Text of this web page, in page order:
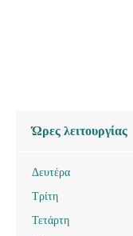
Ώρες λειτουργίας
Δευτέρα
Τρίτη
Τετάρτη